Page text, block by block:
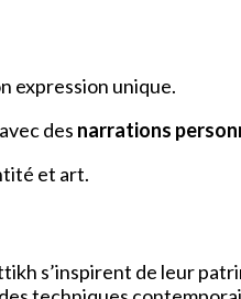
expression unique.
des narrations
et art.
s’inspirent de leur